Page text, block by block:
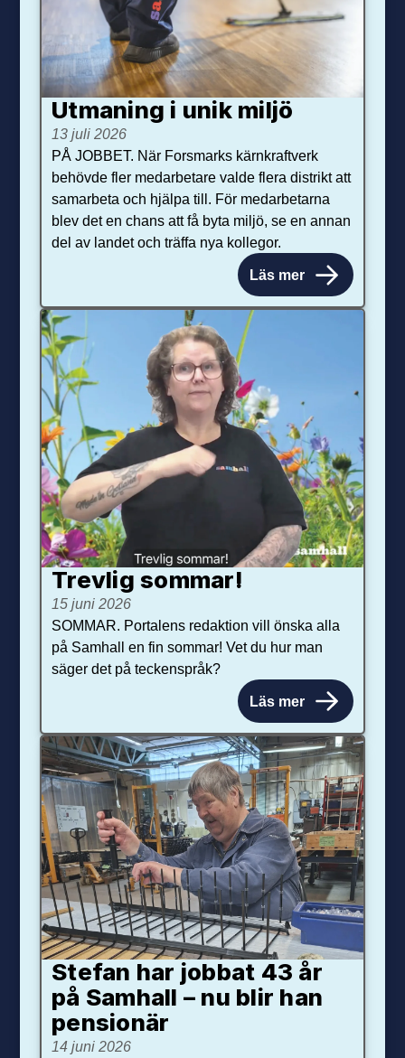
Utmaning i unik miljö
13 juli 2026
PÅ JOBBET. När Forsmarks kärnkraftverk
behövde fler medarbetare valde flera distrikt att
samarbeta och hjälpa till. För medarbetarna
blev det en chans att få byta miljö, se en annan
del av landet och träffa nya kollegor.
Läs mer
Trevlig sommar!
15 juni 2026
SOMMAR. Portalens redaktion vill önska alla
på Samhall en fin sommar! Vet du hur man
säger det på teckenspråk?
Läs mer
Stefan har jobbat 43 år
på Samhall – nu blir han
pensionär
14 juni 2026